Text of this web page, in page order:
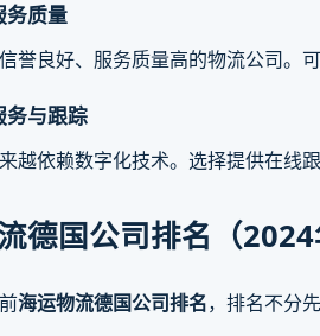
务质量
誉良好、服务质量高的物流公司。
务与跟踪
越依赖数字化技术。选择提供在线
德国公司排名（2024
海运物流德国公司排名，排名不分